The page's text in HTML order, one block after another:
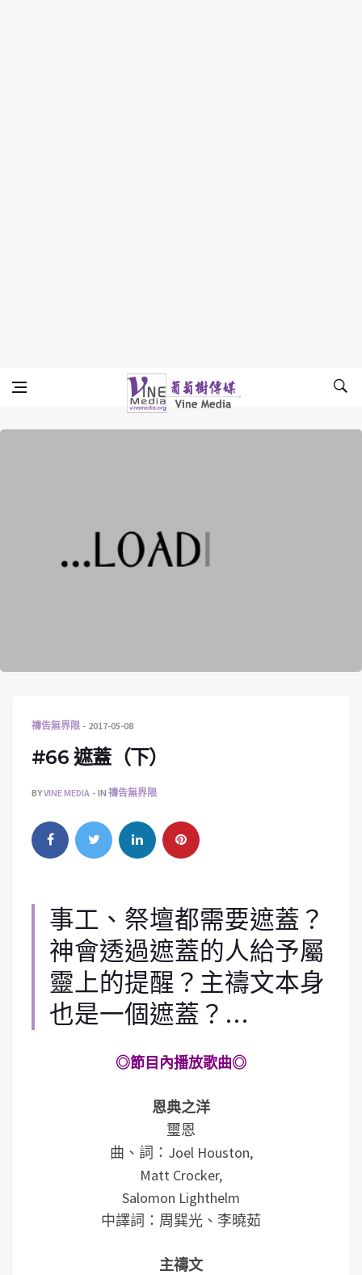
Vine Media
葡萄樹傳媒
禱告無界限 2017-05-08
#66 遮蓋（下）
BYVINE MEDIA IN 禱告無界限
事工、祭壇都需要遮蓋？
神會透過遮蓋的人給予屬
靈上的提醒？主禱文本身
也是一個遮蓋？…
◎節目內播放歌曲◎
恩典之洋
璽恩
曲、詞：Joel Houston,
Matt Crocker,
Salomon Lighthelm
中譯詞：周巽光、李曉茹
主禱文